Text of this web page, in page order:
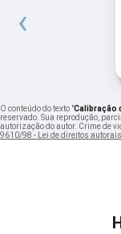
‹
O conteúdo do texto "Calibração
reservado. Sua reprodução,
autorização do autor. Crime de
9610/98 - Lei de direitos autorais